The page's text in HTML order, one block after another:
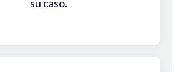
su caso.